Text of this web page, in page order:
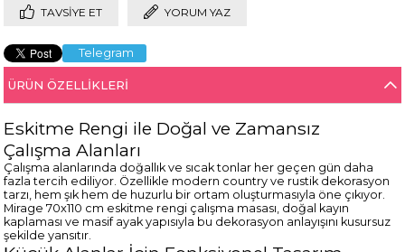
TAVSIYE ET YORUM YAZ
Telegram
ÜRÜN ÖZELLIKLERI
Eskitme Rengi ile Doğal ve Zamansız
Çalışma Alanları
Çalışma alanlarında doğallık ve sıcak tonlar her geçen gün daha
fazla tercih ediliyor. Özellikle modern country ve rustik dekorasyon
tarzı, hem şık hem de huzurlu bir ortam oluşturmasıyla öne çıkıyor.
Mirage 70x110 cm eskitme rengi çalışma masası, doğal kayın
kaplaması ve masif ayak yapısıyla bu dekorasyon anlayışını kusursuz
şekilde yansıtır.